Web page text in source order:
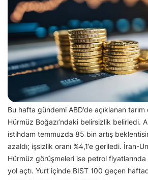
Bu hafta gündemi ABD’de açıklanan tarım
Hürmüz Boğazı’ndaki belirsizlik belirledi.
istihdam temmuzda 85 bin artış
azaldı; işsizlik oranı %4,1’e geriledi. İran-
Hürmüz görüşmeleri ise petrol
yol açtı. Yurt içinde BIST 100 geçen